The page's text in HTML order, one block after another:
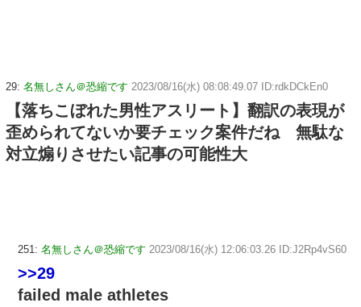
29: 名無しさん＠恐縮です 2023/08/16(水) 08:08:49.07 ID:rdkDCkEn0
【落ちこぼれた男性アスリート】翻訳の表現が
歪められてないか要チェック案件だね 無駄な
対立煽りさせたい記事の可能性大
251: 名無しさん＠恐縮です 2023/08/16(水) 12:06:03.26 ID:J2Rp4vS60
>>29
failed male athletes